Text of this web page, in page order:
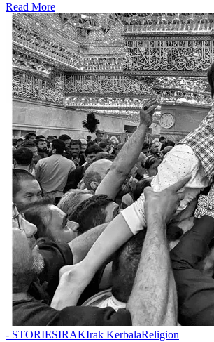
Read More
- STORIESIRAKIrak KerbalaReligion